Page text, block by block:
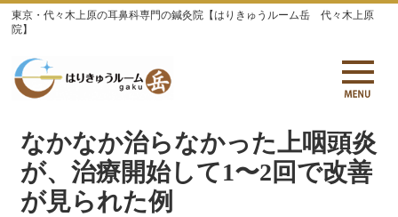
東京・代々木上原の耳鼻科専門の鍼灸院【はりきゅうルーム岳 代々木上原
院】
なかなか治らなかった上咽頭炎
が、治療開始して1〜2回で改善
が見られた例